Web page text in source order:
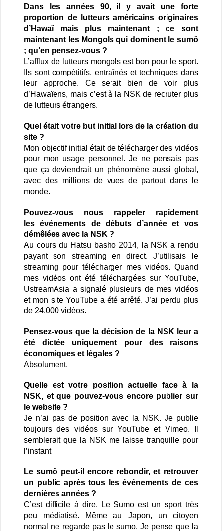
Dans les années 90, il y avait une forte
proportion de lutteurs américains originaires
d’Hawaï mais plus maintenant ; ce sont
maintenant les Mongols qui dominent le sumô
; qu’en pensez-vous ?
L’afflux de lutteurs mongols est bon pour le sport.
Ils sont compétitifs, entraînés et techniques dans
leur approche. Ce serait bien de voir plus
d’Hawaïens, mais c’est à la NSK de recruter plus
de lutteurs étrangers.
Quel était votre but initial lors de la création du
site ?
Mon objectif initial était de télécharger des vidéos
pour mon usage personnel. Je ne pensais pas
que ça deviendrait un phénomène aussi global,
avec des millions de vues de partout dans le
monde.
Pouvez-vous nous rappeler rapidement
les événements de débuts d’année et vos
démêlées avec la NSK ?
Au cours du Hatsu basho 2014, la NSK a rendu
payant son streaming en direct. J’utilisais le
streaming pour télécharger mes vidéos. Quand
mes vidéos ont été téléchargées sur YouTube,
UstreamAsia a signalé plusieurs de mes vidéos
et mon site YouTube a été arrêté. J’ai perdu plus
de 24.000 vidéos.
Pensez-vous que la décision de la NSK leur a
été dictée uniquement pour des raisons
économiques et légales ?
Absolument.
Quelle est votre position actuelle face à la
NSK, et que pouvez-vous encore publier sur
le website ?
Je n’ai pas de position avec la NSK. Je publie
toujours des vidéos sur YouTube et Vimeo. Il
semblerait que la NSK me laisse tranquille pour
l’instant
Le sumô peut-il encore rebondir, et retrouver
un public après tous les événements de ces
dernières années ?
C’est difficile à dire. Le Sumo est un sport très
peu médiatisé. Même au Japon, un citoyen
normal ne regarde pas le sumo. Je pense que la